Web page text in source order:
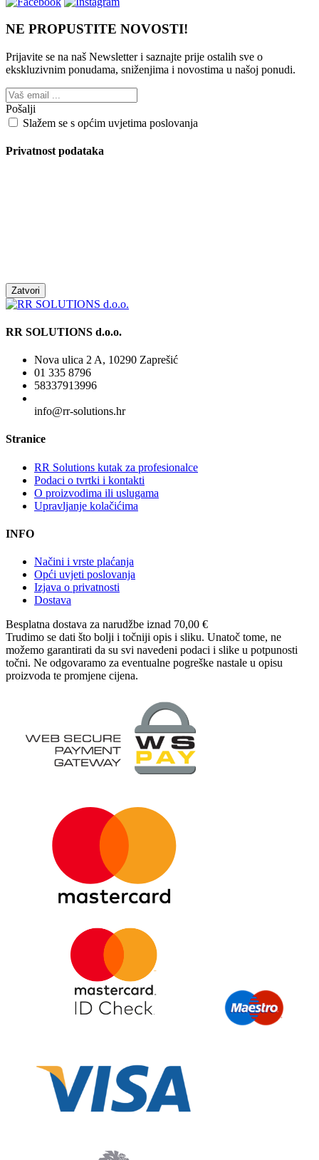
NE PROPUSTITE NOVOSTI!
Prijavite se na naš Newsletter i saznajte prije ostalih sve o
ekskluzivnim ponudama, sniženjima i novostima u našoj ponudi.
Pošalji
Slažem se s općim uvjetima poslovanja
Privatnost podataka
Zatvori
RR SOLUTIONS d.o.o.
Nova ulica 2 A, 10290 Zaprešić
01 335 8796
58337913996
info@rr-solutions.hr
Stranice
RR Solutions kutak za profesionalce
Podaci o tvrtki i kontakti
O proizvodima ili uslugama
Upravljanje kolačićima
INFO
Načini i vrste plaćanja
Opći uvjeti poslovanja
Izjava o privatnosti
Dostava
Besplatna dostava za narudžbe iznad 70,00 €
Trudimo se dati što bolji i točniji opis i sliku. Unatoč tome, ne
možemo garantirati da su svi navedeni podaci i slike u potpunosti
točni. Ne odgovaramo za eventualne pogreške nastale u opisu
proizvoda te promjene cijena.